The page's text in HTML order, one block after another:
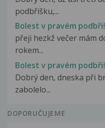
podbřišku,...
Bolest v pravém
přeji hezkž večer mám
rokem...
Bolest v pravém
Dobrý den, dneska při
zabolelo...
DOPORUČUJEME